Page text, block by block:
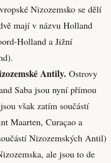
Nizozemsko se dělí
mají v názvu Holland
Holland a Jižní
Antily. Ostrovy
Saba jsou nyní přímou
však zatím součástí
Maarten, Curaçao a
Nizozemských Antil)
ale jsou to de